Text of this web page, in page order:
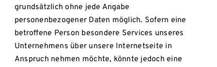
grundsätzlich ohne jede Angabe
personenbezogener Daten möglich. Sofern eine
betroffene Person besondere Services unseres
Unternehmens über unsere Internetseite in
Anspruch nehmen möchte, könnte jedoch eine